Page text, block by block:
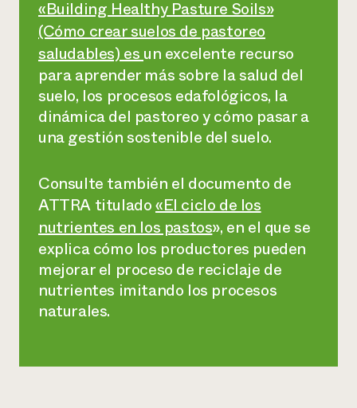
«Building Healthy Pasture Soils»
(Cómo crear suelos de pastoreo
saludables) es un excelente recurso
para aprender más sobre la salud del
suelo, los procesos edafológicos, la
dinámica del pastoreo y cómo pasar a
una gestión sostenible del suelo.
Consulte también el documento de
ATTRA titulado«El ciclo de los
nutrientes en los pastos», en el que se
explica cómo los productores pueden
mejorar el proceso de reciclaje de
nutrientes imitando los procesos
naturales.